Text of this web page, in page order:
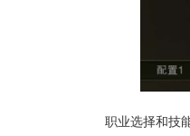
职业选择和技